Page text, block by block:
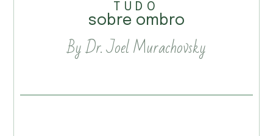
TUDO
sobre ombro
By Dr. Joel Murachovsky